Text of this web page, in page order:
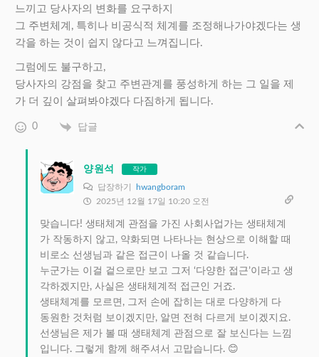
느끼고 당사자의 변화를 요구하지
그 주변체계, 특히나 비공식적 체계를 조정해나가야겠다는 생
각을 하는 것이 쉽지 않다고 느껴집니다.
그럼에도 불구하고,
당사자의 강점을 찾고 주변관계를 풍성하게 하는 그 일을 제
가 더 깊이 살펴봐야겠다 다짐하게 됩니다.
0 답글
양원석 작가
답장하기
hwangboram
2025년 12월 17일 10:20 오전
맞습니다! 생태체계 관점을 가진 사회사업가는 생태체계
가 작동하지 않고, 약화되면 나타나는 현상으로 이해할 때
비로소 선생님과 같은 접근이 나올 것 같습니다.
누군가는 이걸 겉으로만 보고 그저 ‘다양한 접근’이라고 생
각하겠지만, 사실은 생태체계적 접근인 거죠.
생태체계를 모르면, 그저 손에 잡히는 대로 다양하게 다
동원한 것처럼 보이겠지만, 알면 전혀 다르게 보이겠지요.
선생님은 제가 볼 때 생태체계 관점으로 잘 보신다는 느낌
입니다. 그렇게 함께 해주셔서 고맙습니다. 😊